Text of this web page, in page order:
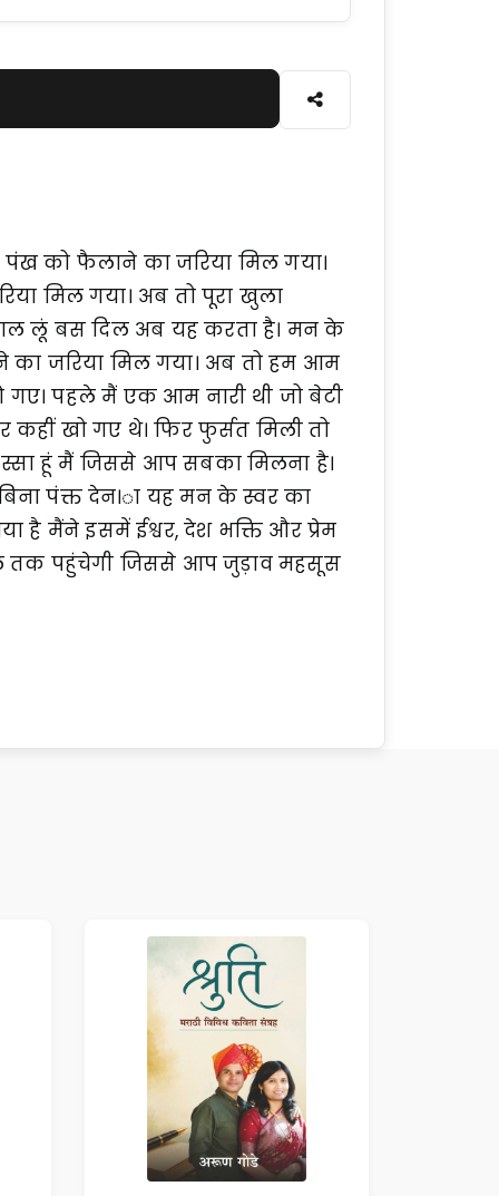
को फैलाने का जरिया मिल गया।
मिल गया। अब तो पूरा खुला
लूं बस दिल अब यह करता है। मन के
जरिया मिल गया। अब तो हम आम
पहले मैं एक आम नारी थी जो बेटी
खो गए थे। फिर फुर्सत मिली तो
हूं मैं जिससे आप सबका मिलना है।
पंक्त देन।ा यह मन के स्वर का
है मैंने इसमें ईश्वर, देश भक्ति और प्रेम
तक पहुंचेगी जिससे आप जुड़ाव महसूस